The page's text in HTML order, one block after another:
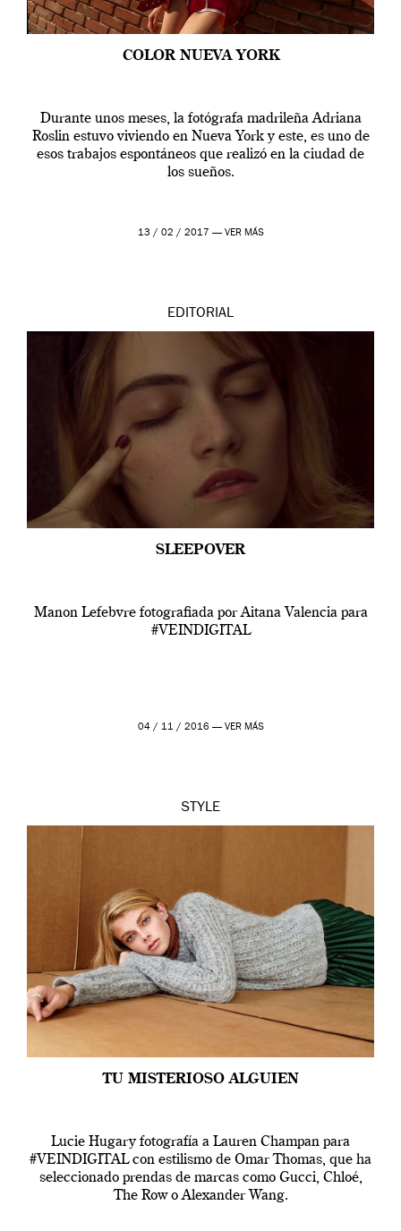
COLOR NUEVA YORK
Durante unos meses, la fotógrafa madrileña Adriana
Roslin estuvo viviendo en Nueva York y este, es uno de
esos trabajos espontáneos que realizó en la ciudad de
los sueños.
13 / 02 / 2017 — VER MÁS
EDITORIAL
SLEEPOVER
Manon Lefebvre fotografiada por Aitana Valencia para
#VEINDIGITAL
04 / 11 / 2016 — VER MÁS
STYLE
TU MISTERIOSO ALGUIEN
Lucie Hugary fotografía a Lauren Champan para
#VEINDIGITAL con estilismo de Omar Thomas, que ha
seleccionado prendas de marcas como Gucci, Chloé,
The Row o Alexander Wang.